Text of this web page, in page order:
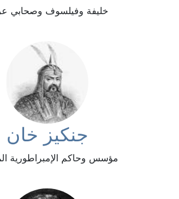
خليفة وفيلسوف وصحابي
جنكيز خان
مؤسس وحاكم الإمبراطورية